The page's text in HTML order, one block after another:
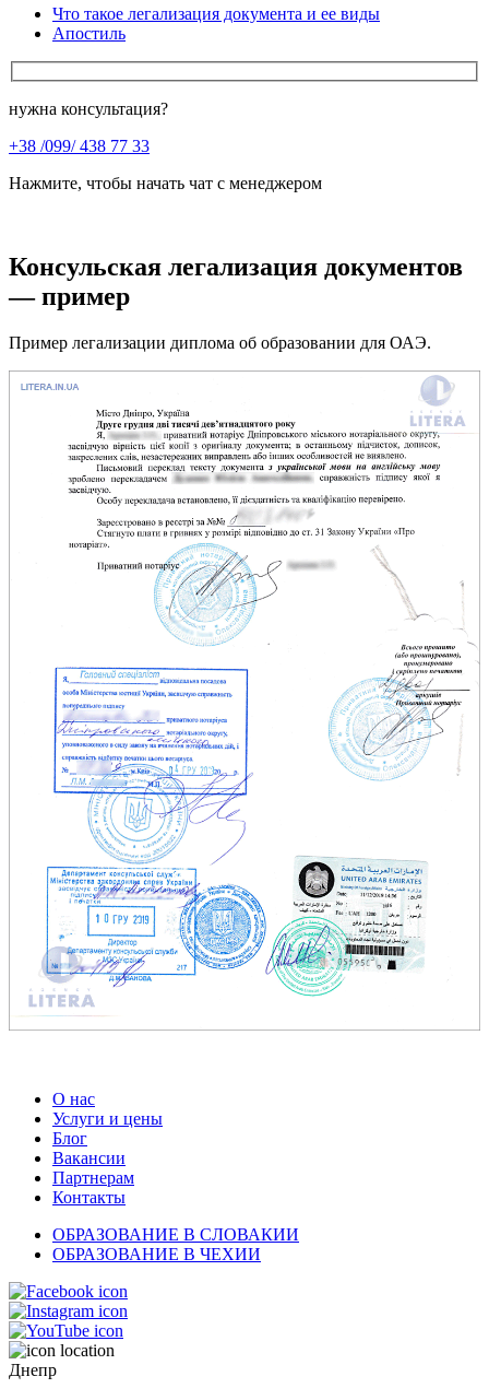
Что такое легализация документа и ее виды
Апостиль
нужна консультация?
+38 /099/ 438 77 33
Нажмите, чтобы начать чат с менеджером
Консульская легализация документов
— пример
Пример легализации диплома об образовании для ОАЭ.
О нас
Услуги и цены
Блог
Вакансии
Партнерам
Контакты
ОБРАЗОВАНИЕ В СЛОВАКИИ
ОБРАЗОВАНИЕ В ЧЕХИИ
Днепр